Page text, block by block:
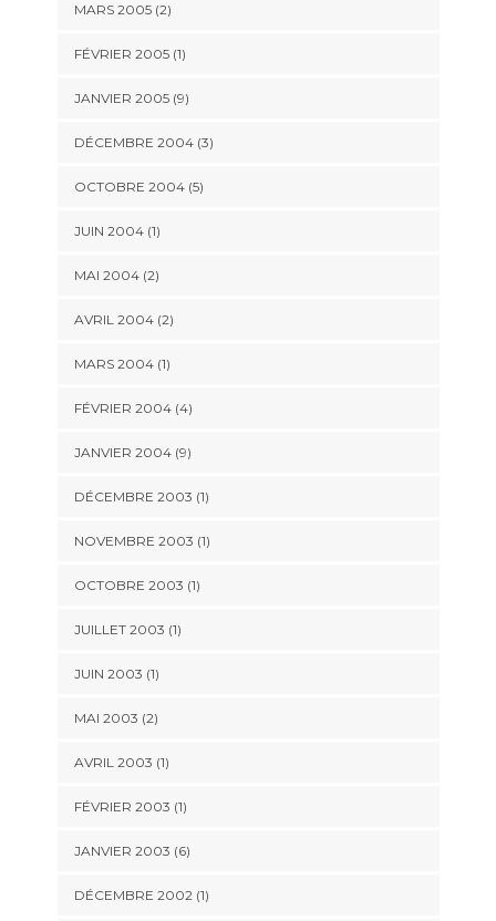
MARS 2005 (2)
FÉVRIER 2005 (1)
JANVIER 2005 (9)
DÉCEMBRE 2004 (3)
OCTOBRE 2004 (5)
JUIN 2004 (1)
MAI 2004 (2)
AVRIL 2004 (2)
MARS 2004 (1)
FÉVRIER 2004 (4)
JANVIER 2004 (9)
DÉCEMBRE 2003 (1)
NOVEMBRE 2003 (1)
OCTOBRE 2003 (1)
JUILLET 2003 (1)
JUIN 2003 (1)
MAI 2003 (2)
AVRIL 2003 (1)
FÉVRIER 2003 (1)
JANVIER 2003 (6)
DÉCEMBRE 2002 (1)